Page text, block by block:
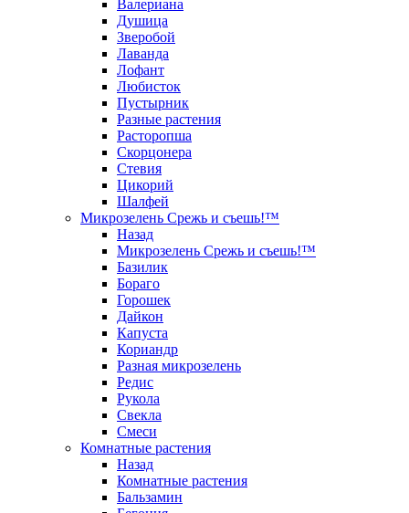
Валериана
Душица
Зверобой
Лаванда
Лофант
Любисток
Пустырник
Разные растения
Расторопша
Скорцонера
Стевия
Цикорий
Шалфей
Микрозелень Срежь и съешь!™
Назад
Микрозелень Срежь и съешь!™
Базилик
Бораго
Горошек
Дайкон
Капуста
Кориандр
Разная микрозелень
Редис
Рукола
Свекла
Смеси
Комнатные растения
Назад
Комнатные растения
Бальзамин